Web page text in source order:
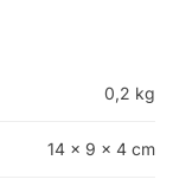
0,2 kg
14 × 9 × 4 cm